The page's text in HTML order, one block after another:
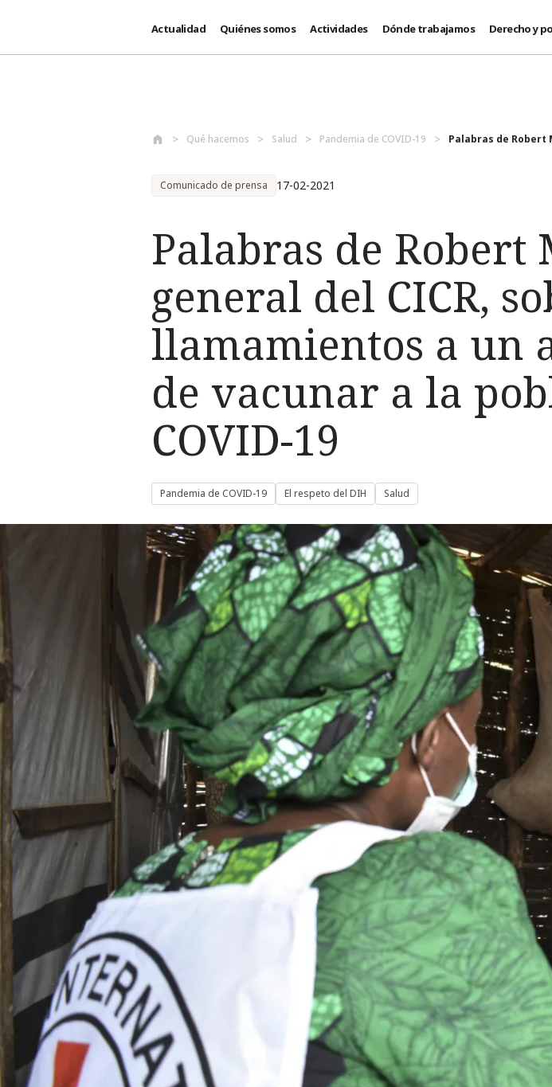
Actualidad Quiénes somos Actividades Dónde trabajamos Derecho y
Qué hacemos Salud Pandemia de COVID-19 Palabras de
Comunicado de prensa 17-02-2021
Palabras de
general del CICR,
llamamientos a un
de vacunar a la
COVID-19
Pandemia de COVID-19 El respeto del DIH Salud